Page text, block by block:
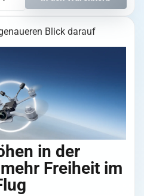
Blick darauf
in der
Freiheit im